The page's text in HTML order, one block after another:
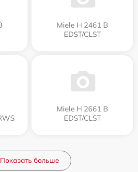
Miele H 2461 B
EDST/CLST
Miele H 2661 B
EDST/CLST
Показать больше